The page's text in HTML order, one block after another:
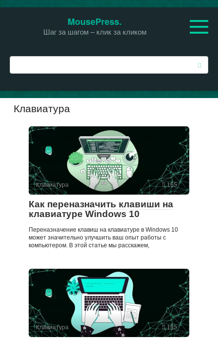
MousePress.
Шаг за шагом – клик за кликом
о
с
Клавиатура
Клавиатура 165
Как переназначить клавиши на
клавиатуре Windows 10
Переназначение клавиш на клавиатуре в Windows 10
может значительно улучшить ваш опыт работы с
компьютером. В этой статье мы расскажем,
Клавиатура 185